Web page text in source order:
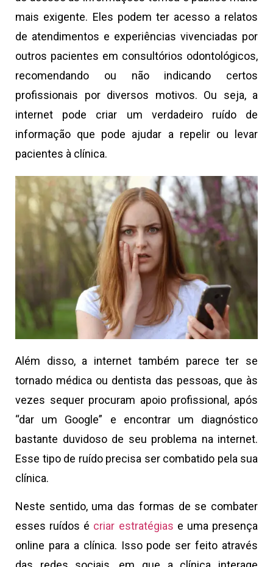
mais exigente. Eles podem ter acesso a relatos
de atendimentos e experiências vivenciadas por
outros pacientes em consultórios odontológicos,
recomendando ou não indicando certos
profissionais por diversos motivos. Ou seja, a
internet pode criar um verdadeiro ruído de
informação que pode ajudar a repelir ou levar
pacientes à clínica.
Além disso, a internet também parece ter se
tornado médica ou dentista das pessoas, que às
vezes sequer procuram apoio profissional, após
“dar um Google” e encontrar um diagnóstico
bastante duvidoso de seu problema na internet.
Esse tipo de ruído precisa ser combatido pela sua
clínica.
Neste sentido, uma das formas de se combater
esses ruídos é criar estratégias e uma presença
online para a clínica. Isso pode ser feito através